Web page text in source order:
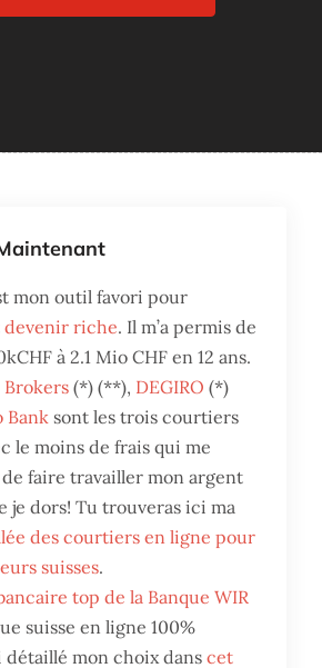
mon outil favori pour
devenir riche. Il m’a permis de
à 2.1 Mio CHF en 12 ans.
(*) (**), DEGIRO (*)
Bank sont les trois courtiers
le moins de frais qui me
faire travailler mon argent
je dors! Tu trouveras ici ma
des courtiers en ligne pour
suisses.
top de la Banque WIR
suisse en ligne 100%
détaillé mon choix danscet